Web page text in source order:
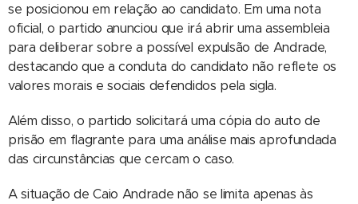
se posicionou em relação ao candidato. Em uma nota
oficial, o partido anunciou que irá abrir uma assembleia
para deliberar sobre a possível expulsão de Andrade,
destacando que a conduta do candidato não reflete os
valores morais e sociais defendidos pela sigla.
Além disso, o partido solicitará uma cópia do auto de
prisão em flagrante para uma análise mais aprofundada
das circunstâncias que cercam o caso.
A situação de Caio Andrade não se limita apenas às